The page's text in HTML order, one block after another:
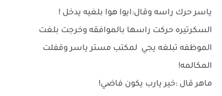
ياسر حرك راسه وقال:ايوا هوا بلغيه يدخل !
السكرتيره حركت راسها بالموافقه وخرجت بلغت
الموظفه تبلغه يجي لمكتب مستر ياسر وقفلت
المكالمه!
ماهر قال :خير يارب يكون فاضي!